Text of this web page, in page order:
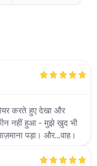
करते हुए देखा और
नहीं हुआ - मुझे खुद भी
पड़ा। और...वाह।